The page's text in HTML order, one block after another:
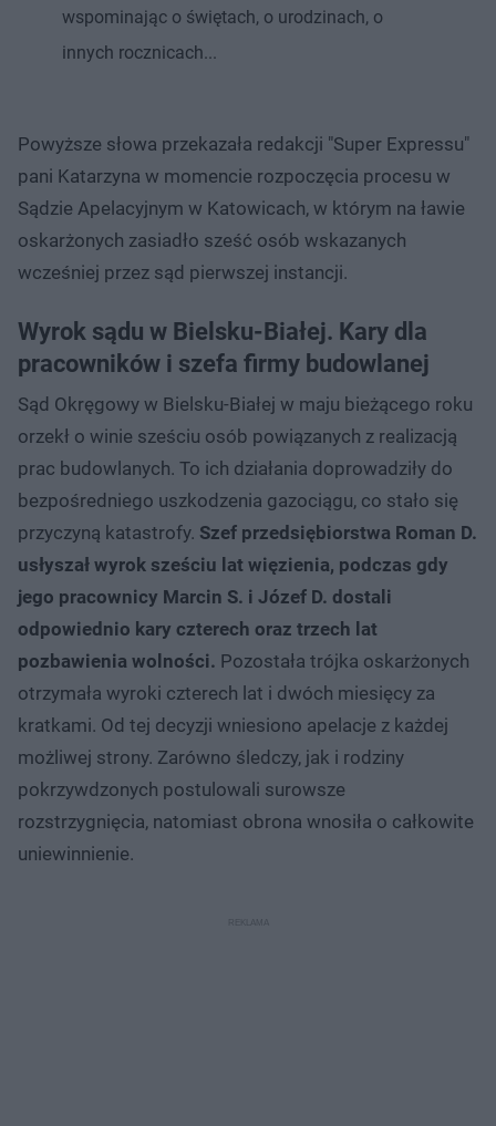
wspominając o świętach, o urodzinach, o
innych rocznicach...
Powyższe słowa przekazała redakcji "Super Expressu"
pani Katarzyna w momencie rozpoczęcia procesu w
Sądzie Apelacyjnym w Katowicach, w którym na ławie
oskarżonych zasiadło sześć osób wskazanych
wcześniej przez sąd pierwszej instancji.
Wyrok sądu w Bielsku-Białej. Kary dla
pracowników i szefa firmy budowlanej
Sąd Okręgowy w Bielsku-Białej w maju bieżącego roku
orzekł o winie sześciu osób powiązanych z realizacją
prac budowlanych. To ich działania doprowadziły do
bezpośredniego uszkodzenia gazociągu, co stało się
przyczyną katastrofy. Szef przedsiębiorstwa Roman D.
usłyszał wyrok sześciu lat więzienia, podczas gdy
jego pracownicy Marcin S. i Józef D. dostali
odpowiednio kary czterech oraz trzech lat
pozbawienia wolności. Pozostała trójka oskarżonych
otrzymała wyroki czterech lat i dwóch miesięcy za
kratkami. Od tej decyzji wniesiono apelacje z każdej
możliwej strony. Zarówno śledczy, jak i rodziny
pokrzywdzonych postulowali surowsze
rozstrzygnięcia, natomiast obrona wnosiła o całkowite
uniewinnienie.